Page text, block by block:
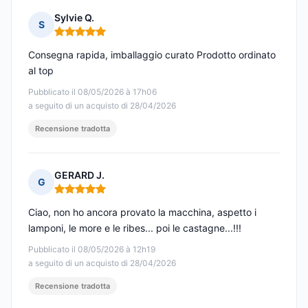
S
Sylvie Q.
Nota: 5 su 5
Pubblicato il 08/05/2026 à 17h06
a seguito di un acquisto di 28/04/2026
Consegna rapida, imballaggio curato Prodotto ordinato
al top
Recensione tradotta
G
GERARD J.
Nota: 5 su 5
Pubblicato il 08/05/2026 à 12h19
a seguito di un acquisto di 28/04/2026
Ciao, non ho ancora provato la macchina, aspetto i
lamponi, le more e le ribes... poi le castagne...!!!
Recensione tradotta